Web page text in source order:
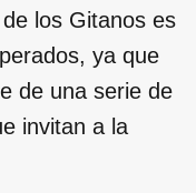
los Gitanos es
ya que
de una serie de
invitan a la